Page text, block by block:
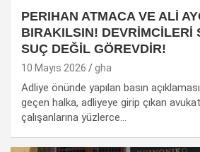
PERIHAN ATMACA VE ALİ
BIRAKILSIN! DEVRİMCİLERİ
SUÇ DEĞİL GÖREVDİR!
10 Mayıs 2026 gha
Adliye önünde yapılan basın
geçen halka, adliyeye girip çıkan
çalışanlarına yüzlerce…